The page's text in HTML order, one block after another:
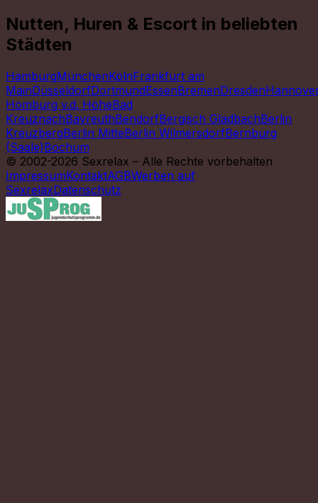
Nutten, Huren & Escort in beliebten
Städten
HamburgMünchenKölnFrankfurt am
MainDüsseldorfDortmundEssenBremenDresden
Homburg v.d. HöheBad
KreuznachBayreuthBendorfBergisch GladbachBerlin
KreuzbergBerlin MitteBerlin WilmersdorfBernburg
(Saale)Bochum
© 2002-2026 Sexrelax – Alle Rechte vorbehalten
ImpressumKontaktAGBWerben auf
SexrelaxDatenschutz